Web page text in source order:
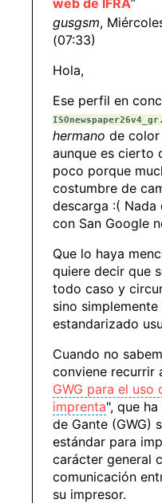
gusgsm,
(07:33)
Hola,
Ese perfil en
hermano de color
aunque es cierto
poco porque
costumbre de
descarga :( Nada
con San Google
Que lo haya
quiere decir que
todo caso y
sino
estandarizado
Cuando no
conviene recurrir
GWG para el uso
imprenta", que
de Gante (GWG)
estándar para
carácter general
comunicación
su impresor.